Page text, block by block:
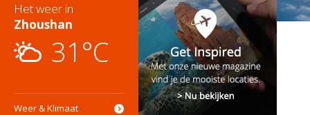
Het weer in
Zhoushan
31°C
Weer & Klimaat